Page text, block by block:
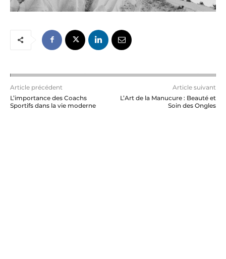
Article précédent
L’importance des Coachs
Sportifs dans la vie moderne
Article suivant
L’Art de la Manucure : Beauté et
Soin des Ongles